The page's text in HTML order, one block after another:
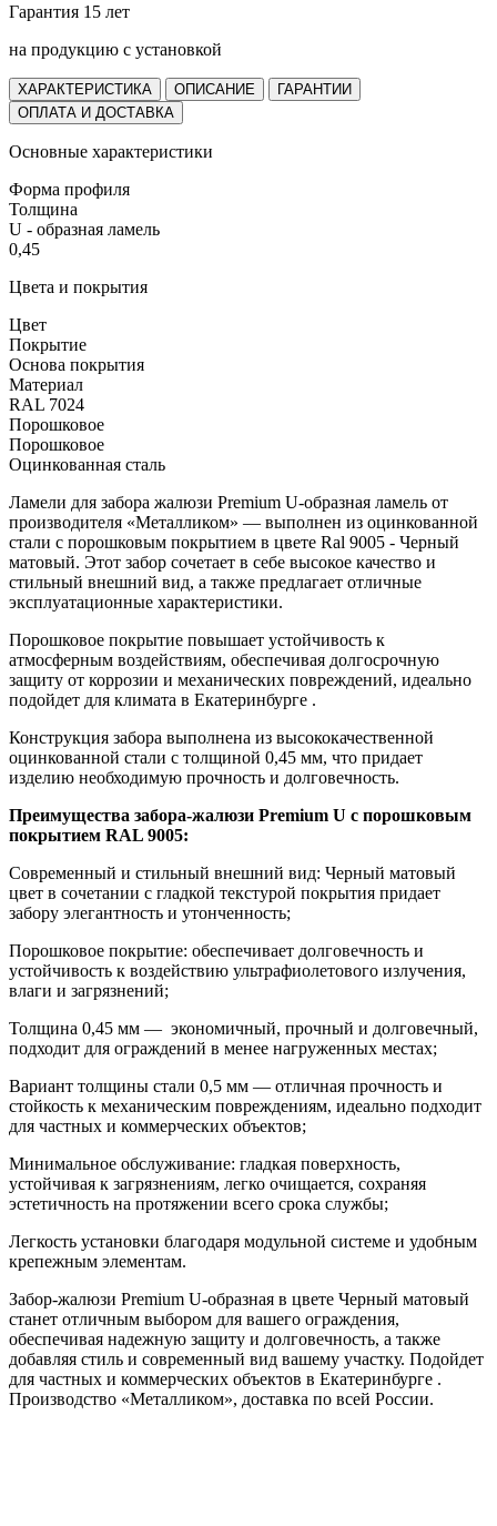
Гарантия 15 лет
на продукцию с установкой
ХАРАКТЕРИСТИКА ОПИСАНИЕ
ГАРАНТИИ
ОПЛАТА И ДОСТАВКА
Основные характеристики
Форма профиля
Толщина
U - образная ламель
0,45
Цвета и покрытия
Цвет
Покрытие
Основа покрытия
Материал
RAL 7024
Порошковое
Порошковое
Оцинкованная сталь
Ламели для забора жалюзи Premium U-образная ламель от
производителя «Металликом» — выполнен из оцинкованной
стали с порошковым покрытием в цвете Ral 9005 - Черный
матовый. Этот забор сочетает в себе высокое качество и
стильный внешний вид, а также предлагает отличные
эксплуатационные характеристики.
Порошковое покрытие повышает устойчивость к
атмосферным воздействиям, обеспечивая долгосрочную
защиту от коррозии и механических повреждений, идеально
подойдет для климата в Екатеринбурге .
Конструкция забора выполнена из высококачественной
оцинкованной стали с толщиной 0,45 мм, что придает
изделию необходимую прочность и долговечность.
Преимущества забора-жалюзи Premium U с порошковым
покрытием RAL 9005:
Современный и стильный внешний вид: Черный матовый
цвет в сочетании с гладкой текстурой покрытия придает
забору элегантность и утонченность;
Порошковое покрытие: обеспечивает долговечность и
устойчивость к воздействию ультрафиолетового излучения,
влаги и загрязнений;
Толщина 0,45 мм — экономичный, прочный и долговечный,
подходит для ограждений в менее нагруженных местах;
Вариант толщины стали 0,5 мм — отличная прочность и
стойкость к механическим повреждениям, идеально подходит
для частных и коммерческих объектов;
Минимальное обслуживание: гладкая поверхность,
устойчивая к загрязнениям, легко очищается, сохраняя
эстетичность на протяжении всего срока службы;
Легкость установки благодаря модульной системе и удобным
крепежным элементам.
Забор-жалюзи Premium U-образная в цвете Черный матовый
станет отличным выбором для вашего ограждения,
обеспечивая надежную защиту и долговечность, а также
добавляя стиль и современный вид вашему участку. Подойдет
для частных и коммерческих объектов в Екатеринбурге .
Производство «Металликом», доставка по всей России.